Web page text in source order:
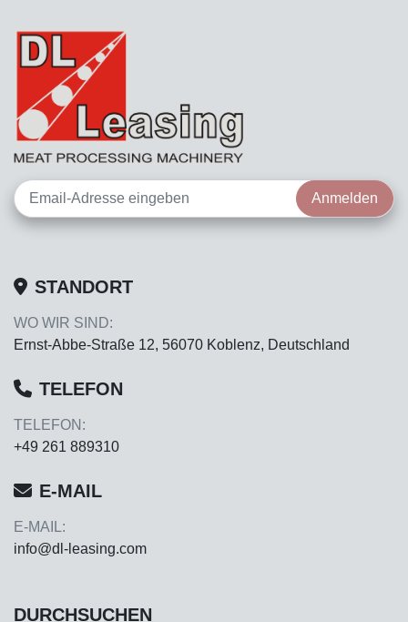
Anmelden
STANDORT
WO WIR SIND:
Ernst-Abbe-Straße 12, 56070 Koblenz, Deutschland
TELEFON
TELEFON:
+49 261 889310
E-MAIL
E-MAIL:
info@dl-leasing.com
DURCHSUCHEN